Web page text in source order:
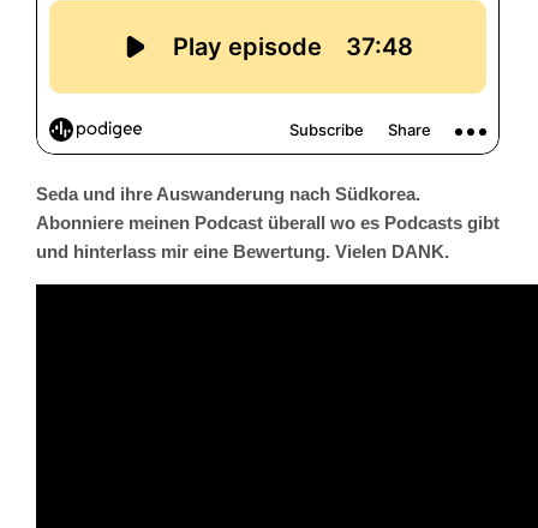
Seda und ihre Auswanderung nach Südkorea.
Abonniere meinen Podcast überall wo es Podcasts gibt
und hinterlass mir eine Bewertung. Vielen DANK.